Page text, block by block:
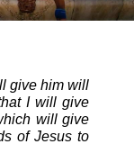
give him will
I will give
will give
of Jesus to